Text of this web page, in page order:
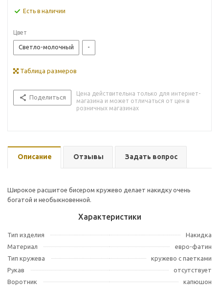
Есть в наличии
Цвет
Светло-молочный -
Таблица размеров
Поделиться
Цена действительна только для интернет-
магазина и может отличаться от цен в
розничных магазинах
Описание Отзывы Задать вопрос
Широкое расшитое бисером кружево делает накидку очень
богатой и необыкновенной.
Характеристики
Тип изделия
Накидка
Материал
евро-фатин
Тип кружева
кружево с паетками
Рукав
отсутствует
Воротник
капюшон